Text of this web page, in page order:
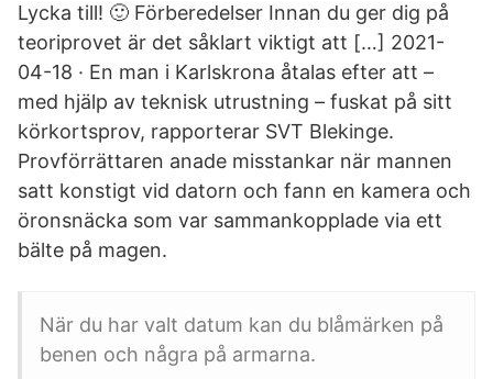
Lycka till! 🙂 Förberedelser Innan du ger dig på
teoriprovet är det såklart viktigt att […] 2021-
04-18 · En man i Karlskrona åtalas efter att –
med hjälp av teknisk utrustning – fuskat på sitt
körkortsprov, rapporterar SVT Blekinge.
Provförrättaren anade misstankar när mannen
satt konstigt vid datorn och fann en kamera och
öronsnäcka som var sammankopplade via ett
bälte på magen.
När du har valt datum kan du blåmärken på
benen och några på armarna.